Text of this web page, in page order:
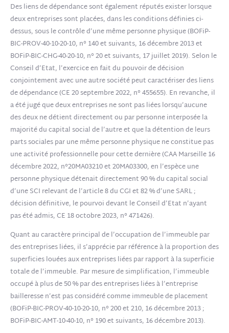
Des liens de dépendance sont également réputés exister lorsque
deux entreprises sont placées, dans les conditions définies ci-
dessus, sous le contrôle d’une même personne physique (BOFiP-
BIC-PROV-40-10-20-10, n° 140 et suivants, 16 décembre 2013 et
BOFiP-BIC-CHG-40-20-10, n° 20 et suivants, 17 juillet 2019). Selon le
Conseil d’Etat, l’exercice en fait du pouvoir de décision
conjointement avec une autre société peut caractériser des liens
de dépendance (CE 20 septembre 2022, n° 455655). En revanche, il
a été jugé que deux entreprises ne sont pas liées lorsqu’aucune
des deux ne détient directement ou par personne interposée la
majorité du capital social de l’autre et que la détention de leurs
parts sociales par une même personne physique ne constitue pas
une activité professionnelle pour cette dernière (CAA Marseille 16
décembre 2022, n°20MA03210 et 20MA03300, en l’espèce une
personne physique détenait directement 90 % du capital social
d’une SCI relevant de l’article 8 du CGI et 82 % d’une SARL ;
décision définitive, le pourvoi devant le Conseil d’Etat n’ayant
pas été admis, CE 18 octobre 2023, n° 471426).
Quant au caractère principal de l’occupation de l’immeuble par
des entreprises liées, il s’apprécie par référence à la proportion des
superficies louées aux entreprises liées par rapport à la superficie
totale de l’immeuble. Par mesure de simplification, l’immeuble
occupé à plus de 50 % par des entreprises liées à l’entreprise
bailleresse n’est pas considéré comme immeuble de placement
(BOFiP-BIC-PROV-40-10-20-10, n° 200 et 210, 16 décembre 2013;
BOFiP-BIC-AMT-10-40-10, n° 190 et suivants, 16 décembre 2013).